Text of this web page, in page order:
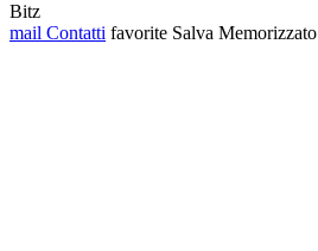
Bitz
mail Contatti favorite Salva Memorizzato